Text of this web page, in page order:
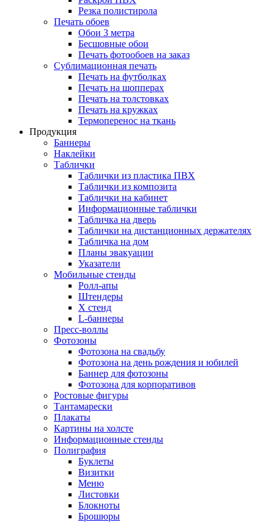
Резка полистирола
Печать обоев
Обои 3 метра
Бесшовные обои
Печать фотообоев на заказ
Сублимационная печать
Печать на футболках
Печать на шопперах
Печать на толстовках
Печать на кружках
Термоперенос на ткань
Продукция
Баннеры
Наклейки
Таблички
Таблички из пластика ПВХ
Таблички из композита
Таблички на кабинет
Информационные таблички
Табличка на дверь
Таблички на дистанционных держателях
Табличка на дом
Планы эвакуации
Указатели
Мобильные стенды
Ролл-апы
Штендеры
Х стенд
L-баннеры
Пресс-воллы
Фотозоны
Фотозона на свадьбу
Фотозона на день рождения и юбилей
Баннер для фотозоны
Фотозона для корпоративов
Ростовые фигуры
Тантамарески
Плакаты
Картины на холсте
Информационные стенды
Полиграфия
Буклеты
Визитки
Меню
Листовки
Блокноты
Брошюры